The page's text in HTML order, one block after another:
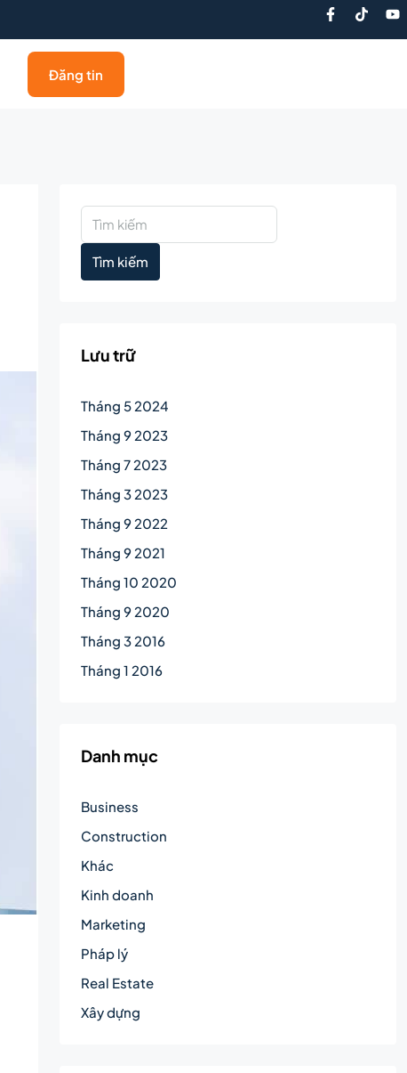
Đăng tin
Tìm kiếm
Lưu trữ
Tháng 5 2024
Tháng 9 2023
Tháng 7 2023
Tháng 3 2023
Tháng 9 2022
Tháng 9 2021
Tháng 10 2020
Tháng 9 2020
Tháng 3 2016
Tháng 1 2016
Danh mục
Business
Construction
Khác
Kinh doanh
Marketing
Pháp lý
Real Estate
Xây dựng